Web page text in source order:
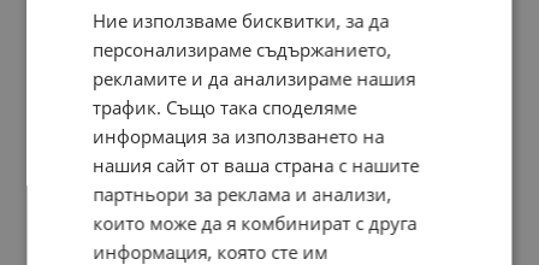
Ние използваме бисквитки, за да
персонализираме съдържанието,
рекламите и да анализираме нашия
трафик. Също така споделяме
информация за използването на
нашия сайт от ваша страна с нашите
партньори за реклама и анализи,
които може да я комбинират с друга
информация, която сте им